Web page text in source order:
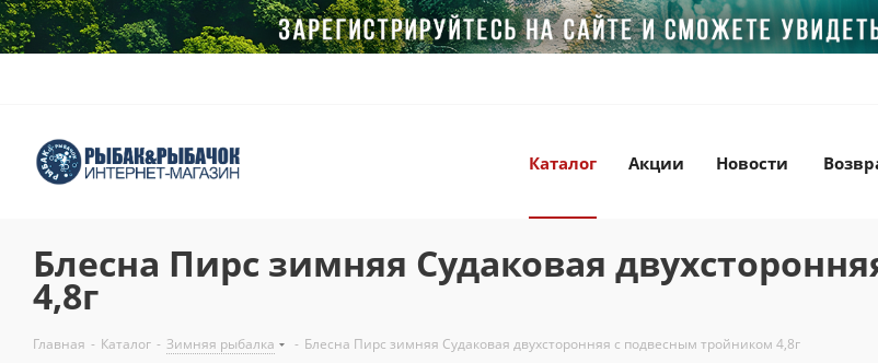
Каталог Акции Новости
Блесна Пирс зимняя Судаковая
4,8г
Главная - Каталог - Зимняя рыбалка - Блесна Пирс зимняя Судаковая двухсторонняя с подвесным тройником 4,8г